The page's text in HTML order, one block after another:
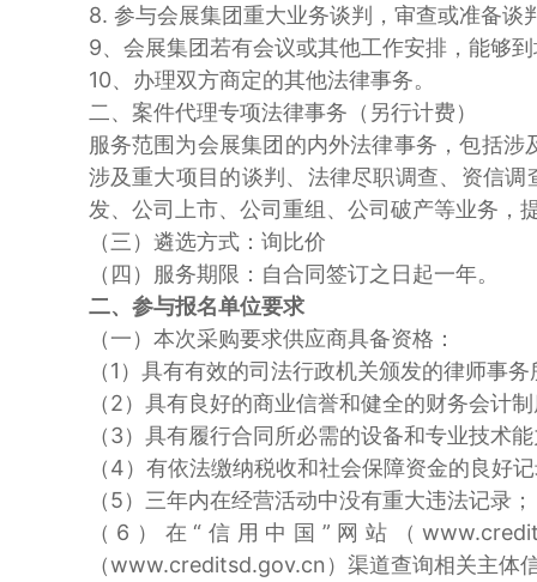
8. 参与会展集团重大业务谈判，审查或准备
9、会展集团若有会议或其他工作安排，能够
10、办理双方商定的其他法律事务。
二、案件代理专项法律事务（另行计费）
服务范围为会展集团的内外法律事务，包括
涉及重大项目的谈判、法律尽职调查、资信
发、公司上市、公司重组、公司破产等业务，
（三）遴选方式：询比价
（四）服务期限：自合同签订之日起一年。
二、参与报名单位要求
（一）本次采购要求供应商具备资格：
（1）具有有效的司法行政机关颁发的律师事
（2）具有良好的商业信誉和健全的财务会计
（3）具有履行合同所必需的设备和专业技术
（4）有依法缴纳税收和社会保障资金的良好
（5）三年内在经营活动中没有重大违法记录；
（6）在“信用中国”网站（
（www.creditsd.gov.cn）渠道查询相关主体